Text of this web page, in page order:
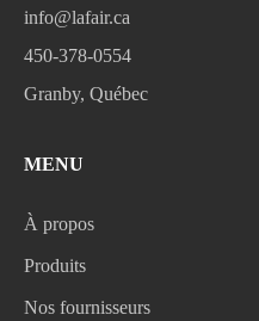
info@lafair.ca
450-378-0554
Granby, Québec
MENU
À propos
Produits
Nos fournisseurs